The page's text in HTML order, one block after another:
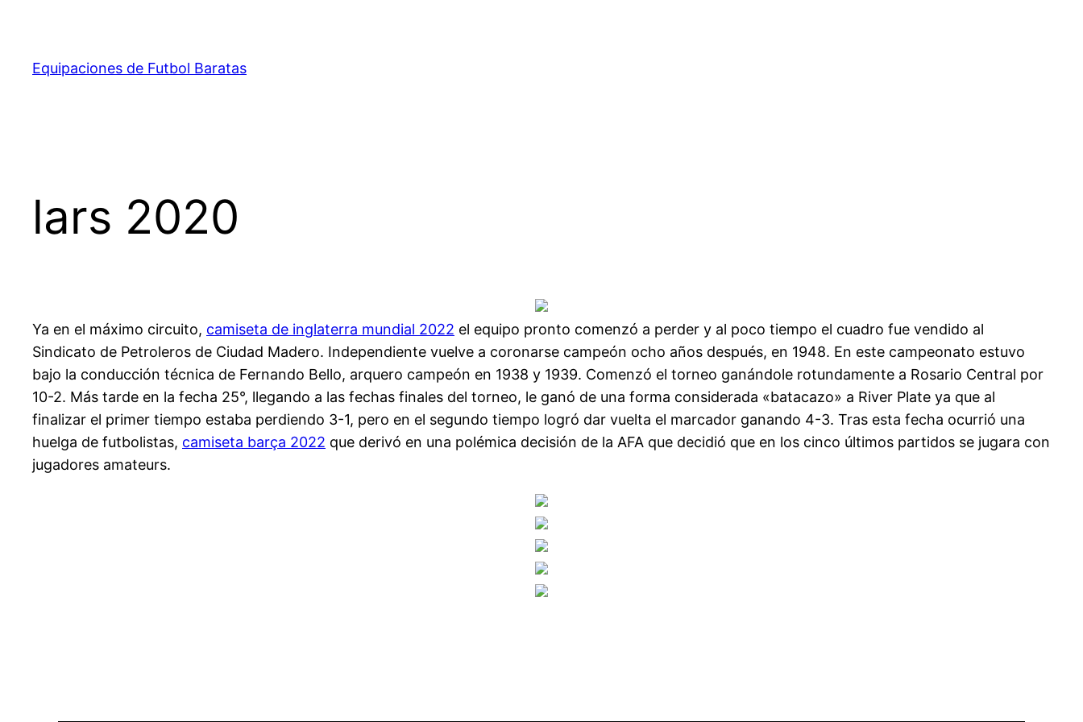
contenido
Equipaciones de Futbol Baratas
lars 2020
Ya en el máximo circuito, camiseta de inglaterra mundial 2022 el equipo pronto comenzó a perder y al poco tiempo el cuadro fue vendido al
Sindicato de Petroleros de Ciudad Madero. Independiente vuelve a coronarse campeón ocho años después, en 1948. En este campeonato estuvo
bajo la conducción técnica de Fernando Bello, arquero campeón en 1938 y 1939. Comenzó el torneo ganándole rotundamente a Rosario Central por
10-2. Más tarde en la fecha 25°, llegando a las fechas finales del torneo, le ganó de una forma considerada «batacazo» a River Plate ya que al
finalizar el primer tiempo estaba perdiendo 3-1, pero en el segundo tiempo logró dar vuelta el marcador ganando 4-3. Tras esta fecha ocurrió una
huelga de futbolistas, camiseta barça 2022 que derivó en una polémica decisión de la AFA que decidió que en los cinco últimos partidos se jugara con
jugadores amateurs.